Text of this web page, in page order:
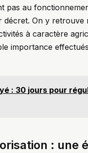
pas au
décret. On y retrouve
à caractère
importance
: 30 jours pour
: une